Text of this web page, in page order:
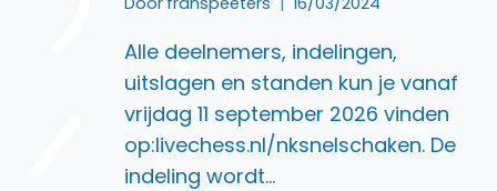
Alle deelnemers, indelingen,
uitslagen en standen kun je vanaf
vrijdag 11 september 2026 vinden
op:livechess.nl/nksnelschaken. De
indeling wordt…